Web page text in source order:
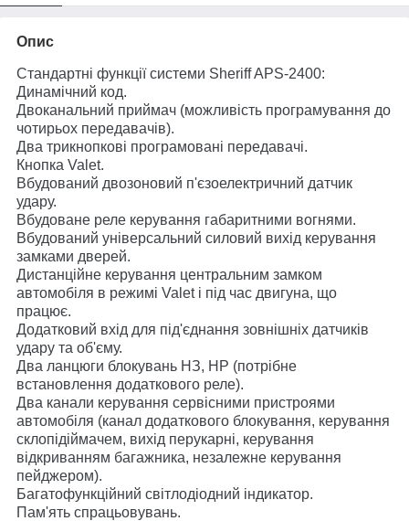
Опис
Стандартні функції системи Sheriff APS-2400:
Динамічний код.
Двоканальний приймач (можливість програмування до
чотирьох передавачів).
Два трикнопкові програмовані передавачі.
Кнопка Valet.
Вбудований двозоновий п'єзоелектричний датчик
удару.
Вбудоване реле керування габаритними вогнями.
Вбудований універсальний силовий вихід керування
замками дверей.
Дистанційне керування центральним замком
автомобіля в режимі Valet і під час двигуна, що
працює.
Додатковий вхід для під'єднання зовнішніх датчиків
удару та об'єму.
Два ланцюги блокувань НЗ, НР (потрібне
встановлення додаткового реле).
Два канали керування сервісними пристроями
автомобіля (канал додаткового блокування, керування
склопідіймачем, вихід перукарні, керування
відкриванням багажника, незалежне керування
пейджером).
Багатофункційний світлодіодний індикатор.
Пам'ять спрацьовувань.